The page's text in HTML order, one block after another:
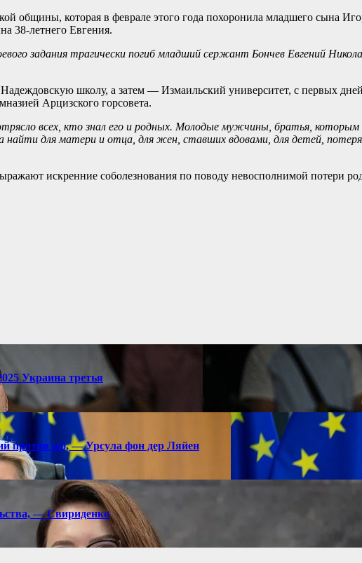
общины, которая в феврале этого года похоронила младшего сына
38-летнего Евгения.
задания трагически погиб младший сержант Бончев Евгений
школу, а затем — Измаильский университет, с первых
Арцизского горсовета.
всех, кто знал его и родных. Молодые мужчины, братья,
для матери и отца, для жен, ставших вдовами, для детей,
искренние соболезнования по поводу невосполнимой потери
Украина третья
против рф, — Урсула фон дер Ляйен
— Свириденко